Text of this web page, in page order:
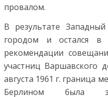
провалом.
В результате
городом и остался в
рекомендации
участниц Варшавского
августа 1961 г. граница
Берлином была